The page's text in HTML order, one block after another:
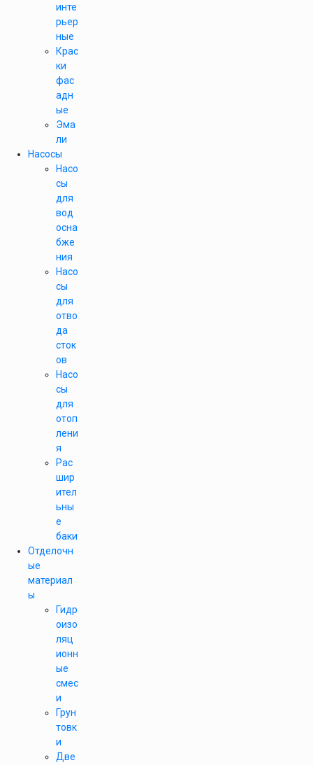
инте
рьер
ные
Крас
ки
фас
адн
ые
Эма
ли
Насосы
Насо
сы
для
вод
осна
бже
ния
Насо
сы
для
отво
да
сток
ов
Насо
сы
для
отоп
лени
я
Рас
шир
ител
ьны
е
баки
Отделочн
ые
материал
ы
Гидр
оизо
ляц
ионн
ые
смес
и
Грун
товк
и
Две